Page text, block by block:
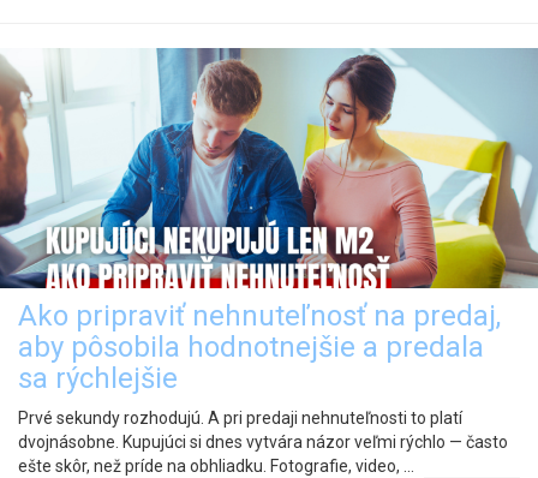
Ako pripraviť nehnuteľnosť na predaj,
aby pôsobila hodnotnejšie a predala
sa rýchlejšie
Prvé sekundy rozhodujú. A pri predaji nehnuteľnosti to platí
dvojnásobne. Kupujúci si dnes vytvára názor veľmi rýchlo — často
ešte skôr, než príde na obhliadku. Fotografie, video, ...